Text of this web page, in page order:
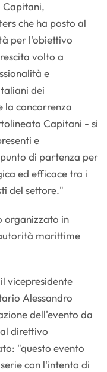
Capitani,
che ha posto al
per l'obiettivo
volto a
e
dei
la concorrenza
Capitani - si
e
di partenza per
ed efficace tra i
del settore."
organizzato in
marittime
vicepresidente
Alessandro
dell'evento da
direttivo
"questo evento
con l'intento di